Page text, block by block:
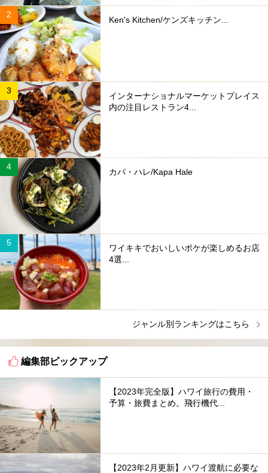
Ken's Kitchen/ケンズキッチン...
インターナショナルマーケットプレイス
内の注目レストラン4...
カパ・ハレ/Kapa Hale
ワイキキでおいしいポケが楽しめるお店
4選...
ジャンル別ランキングはこちら
編集部ピックアップ
【2023年完全版】ハワイ旅行の費用・
予算・旅費まとめ。飛行機代...
【2023年2月更新】ハワイ渡航に必要な